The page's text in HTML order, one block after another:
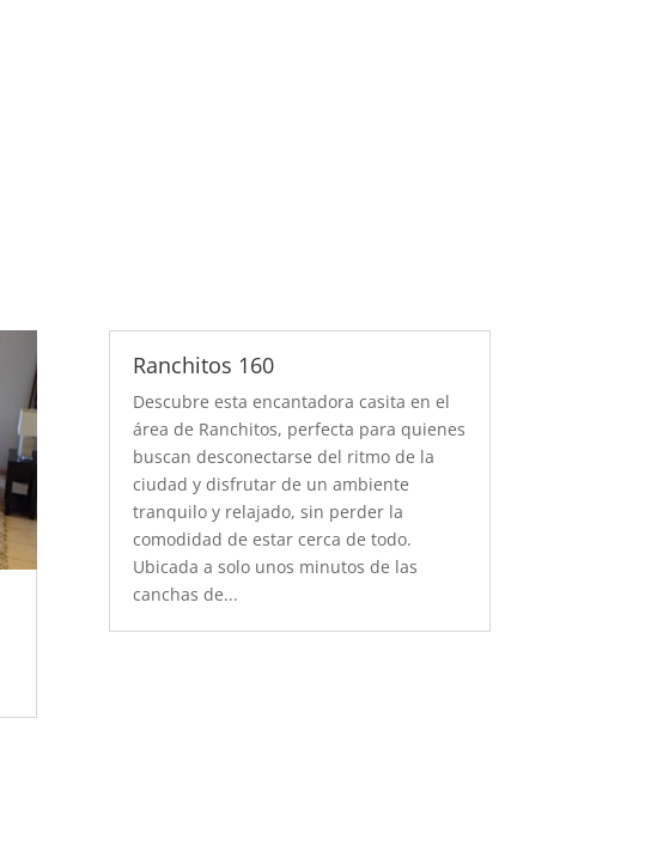
Ranchitos 160
Descubre esta encantadora casita en el
área de Ranchitos, perfecta para quienes
buscan desconectarse del ritmo de la
ciudad y disfrutar de un ambiente
tranquilo y relajado, sin perder la
comodidad de estar cerca de todo.
Ubicada a solo unos minutos de las
canchas de...